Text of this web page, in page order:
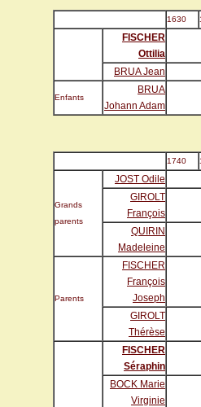
1630
FISCHER
Ottilia
BRUA Jean
Enfants
BRUA
Johann Adam
1740
Grands
parents
JOST Odile
GIROLT
François
QUIRIN
Madeleine
Parents
FISCHER
François
Joseph
GIROLT
Thérèse
FISCHER
Séraphin
BOCK Marie
Virginie